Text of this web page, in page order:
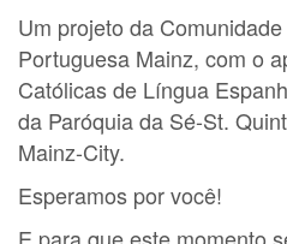
Um projeto da
Portuguesa Mainz, com o
Católicas de Língua
da Paróquia da Sé-St.
Mainz-City.
Esperamos por você!
E para que este momento